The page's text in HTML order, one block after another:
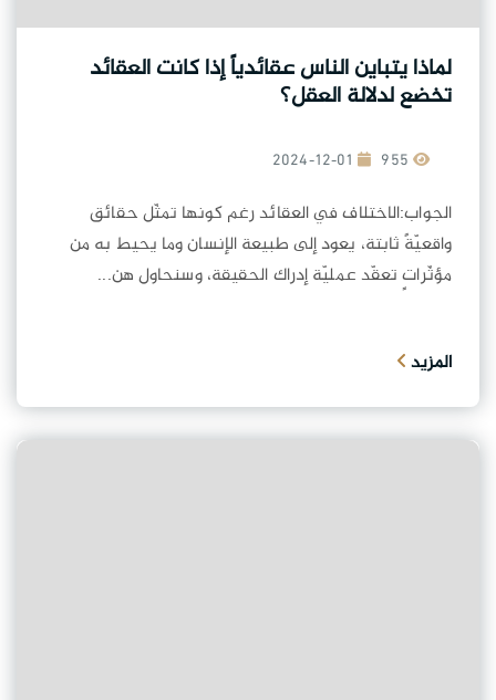
لماذا يتباين الناس عقائدياً إذا كانت العقائد
تخضع لدلالة العقل؟
2024-12-01
الجواب:الاختلاف في العقائد رغم كونها تمثّل حقائق
واقعيّةً ثابتة، يعود إلى طبيعة الإنسان وما يحيط به من
مؤثّراتٍ تعقّد عمليّة إدراك الحقيقة، وسنحاول هن...
المزيد